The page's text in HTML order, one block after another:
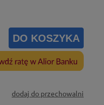
DO KOSZYKA
dodaj do przechowalni